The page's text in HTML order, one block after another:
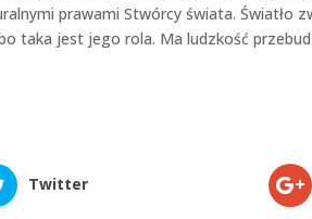
prawami Stwórcy świata. Światło
taka jest jego rola. Ma ludzkość
Twitter